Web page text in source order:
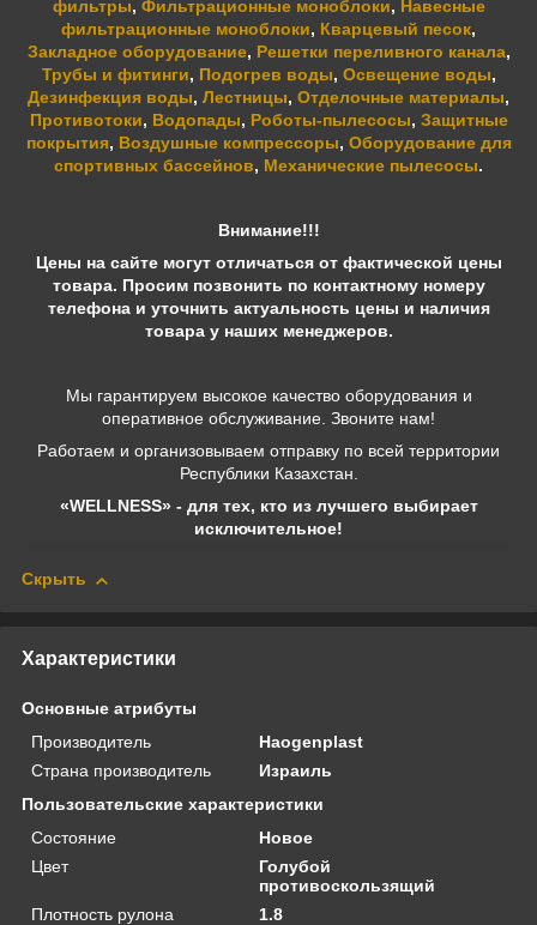
фильтры, Фильтрационные моноблоки, Навесные
фильтрационные моноблоки, Кварцевый песок,
Закладное оборудование, Решетки переливного канала,
Трубы и фитинги, Подогрев воды, Освещение воды,
Дезинфекция воды, Лестницы, Отделочные материалы,
Противотоки, Водопады, Роботы-пылесосы, Защитные
покрытия, Воздушные компрессоры, Оборудование для
спортивных бассейнов, Механические пылесосы.
Внимание!!!
Цены на сайте могут отличаться от фактической цены
товара. Просим позвонить по контактному номеру
телефона и уточнить актуальность цены и наличия
товара у наших менеджеров.
Мы гарантируем высокое качество оборудования и
оперативное обслуживание. Звоните нам!
Работаем и организовываем отправку по всей территории
Республики Казахстан.
«WELLNESS» - для тех, кто из лучшего выбирает
исключительное!
Скрыть
Характеристики
Основные атрибуты
Производитель
Haogenplast
Страна производитель
Израиль
Пользовательские характеристики
Состояние
Новое
Цвет
Голубой
противоскользящий
Плотность рулона
1.8